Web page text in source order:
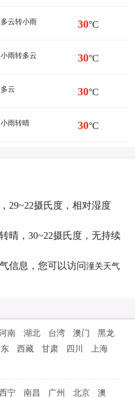
多云转小雨 30°C
小雨转多云 30°C
多云 30°C
小雨转晴 30°C
29~22摄氏度，相对湿度
晴，30~22摄氏度，无持续
信息，您可以访问潼关天气
南 湖北 台湾 澳门
黑龙
西藏 甘肃 四川
上海
西宁 南昌 广州 北京
澳